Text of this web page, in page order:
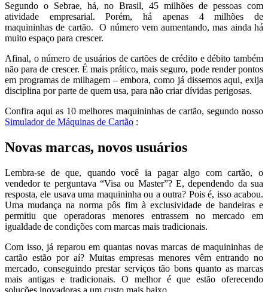
Segundo o Sebrae, há, no Brasil, 45 milhões de pessoas com
atividade empresarial. Porém, há apenas 4 milhões de
maquininhas de cartão. O número vem aumentando, mas ainda há
muito espaço para crescer.
Afinal, o número de usuários de cartões de crédito e débito também
não para de crescer. É mais prático, mais seguro, pode render pontos
em programas de milhagem – embora, como já dissemos aqui, exija
disciplina por parte de quem usa, para não criar dívidas perigosas.
Confira aqui as 10 melhores maquininhas de cartão, segundo nosso
Simulador de Máquinas de Cartão :
Novas marcas, novos usuários
Lembra-se de que, quando você ia pagar algo com cartão, o
vendedor te perguntava “Visa ou Master”? E, dependendo da sua
resposta, ele usava uma maquininha ou a outra? Pois é, isso acabou.
Uma mudança na norma pôs fim à exclusividade de bandeiras e
permitiu que operadoras menores entrassem no mercado em
igualdade de condições com marcas mais tradicionais.
Com isso, já reparou em quantas novas marcas de maquininhas de
cartão estão por aí? Muitas empresas menores vêm entrando no
mercado, conseguindo prestar serviços tão bons quanto as marcas
mais antigas e tradicionais. O melhor é que estão oferecendo
soluções inovadoras a um custo mais baixo.